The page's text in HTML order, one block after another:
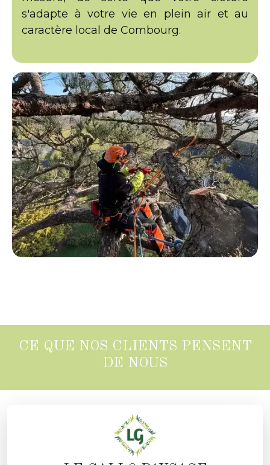
s'adapte à votre vie en plein air et au
caractère local de Combourg.
CE QUE NOS CLIENTS PENSENT
DE NOUS